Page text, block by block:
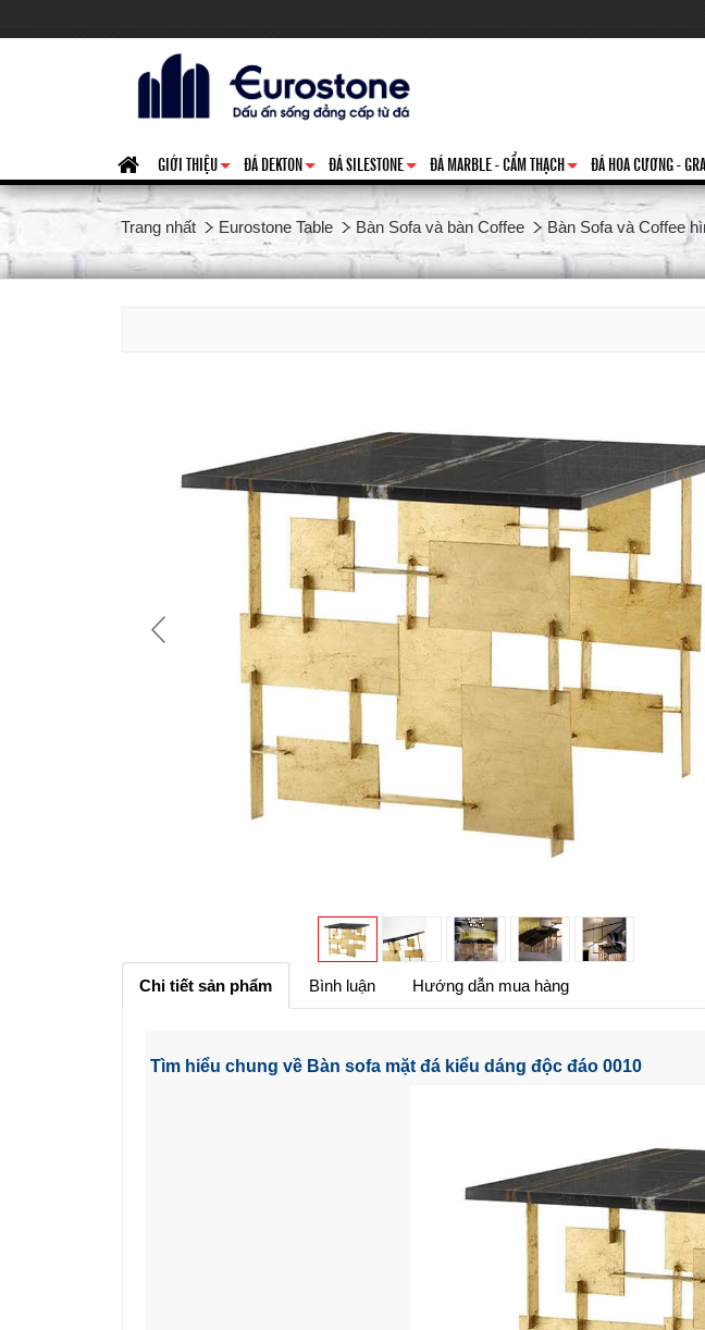
+
GIỚI THIỆU
+
ĐÁ DEKTON
+
ĐÁ SILESTONE
+
ĐÁ MARBLE - CẨM THẠCH ĐÁ HOA CƯƠNG -
Trang nhất Eurostone Table Bàn Sofa và bàn Coffee Bàn Sofa và Coffee
Chi tiết sản phẩm Bình luận Hướng dẫn mua hàng
Tìm hiểu chung về Bàn sofa mặt đá kiểu dáng độc đáo 0010